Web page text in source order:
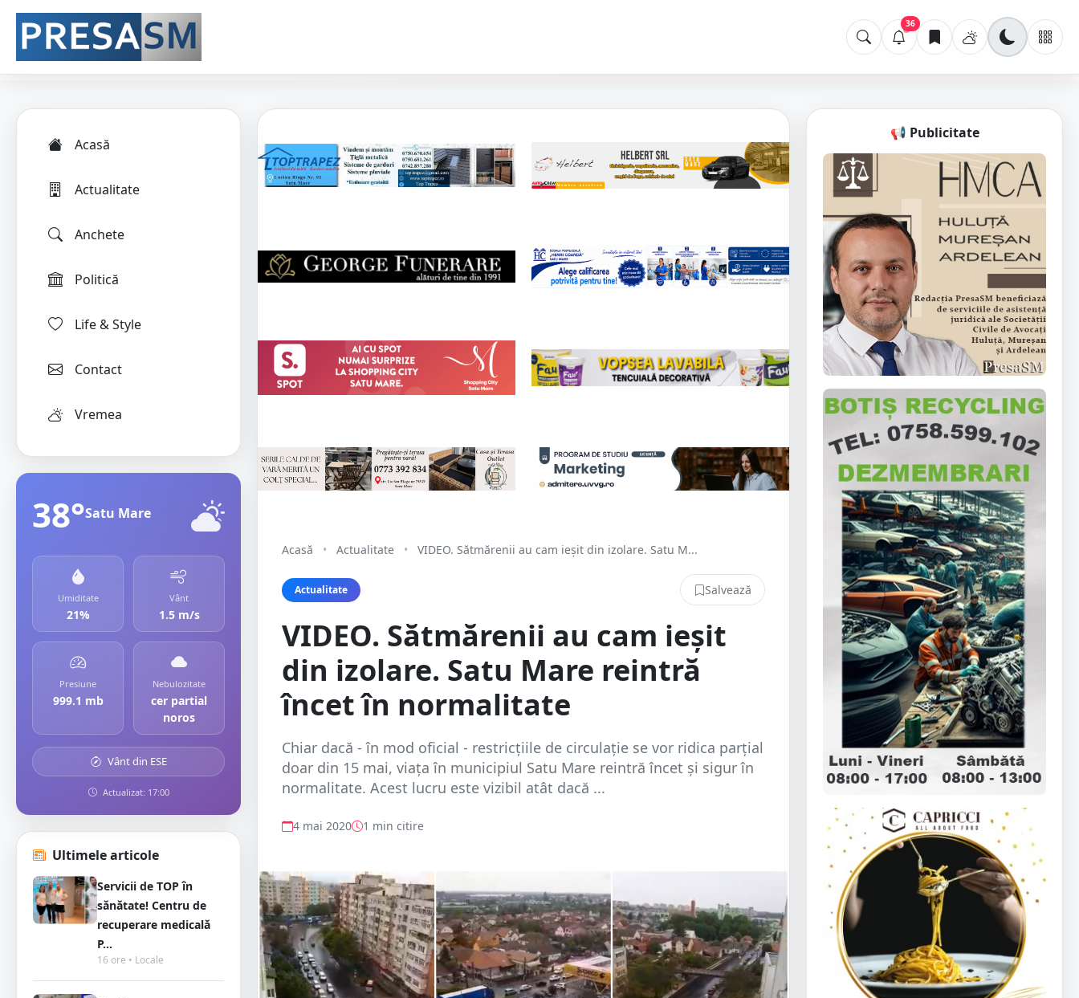
36
Acasă
Actualitate
Anchete
Politică
Life & Style
Contact
Vremea
38°Satu Mare
Umiditate
21%
Vânt
1.5 m/s
Presiune
999.1 mb
Nebulozitate
cer partial
noros
Vânt din ESE
Actualizat: 17:00
Ultimele articole
Servicii de TOP în
sănătate! Centru de
recuperare medicală
P...
16 ore • Locale
Acasă • Actualitate • VIDEO. Sătmărenii au cam ieșit din izolare. Satu M...
Actualitate Salvează
VIDEO. Sătmărenii au cam ieșit
din izolare. Satu Mare reintră
încet în normalitate
Chiar dacă - în mod oficial - restricțiile de circulație se vor ridica parțial
doar din 15 mai, viața în municipiul Satu Mare reintră încet și sigur în
normalitate. Acest lucru este vizibil atât dacă ...
4 mai 2020 1 min citire
📢 Publicitate